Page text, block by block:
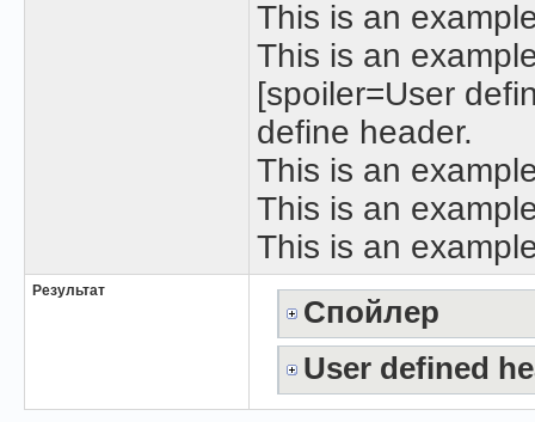
This is an
This is an
[spoiler=User
define header.
This is an
This is an
This is an
Результат
Спойлер
User defined